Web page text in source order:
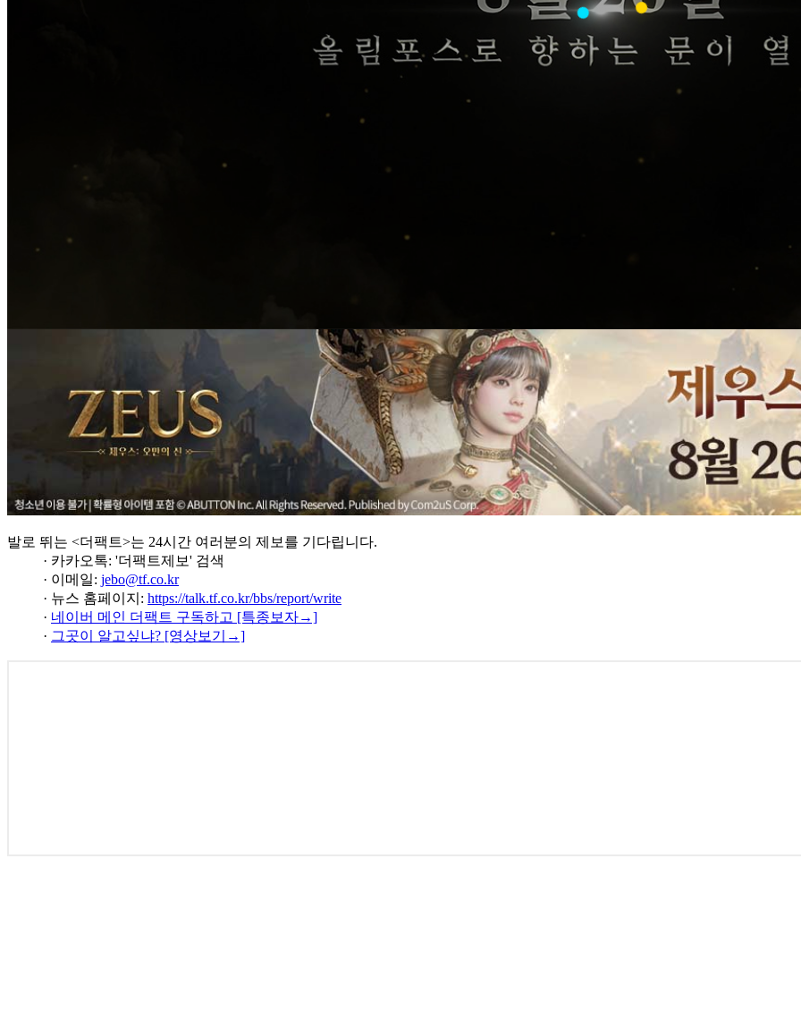
발로 뛰는 <더팩트>는 24시간 여러분의 제보를 기다립니다.
· 카카오톡: '더팩트제보' 검색
· 이메일: jebo@tf.co.kr
· 뉴스 홈페이지: https://talk.tf.co.kr/bbs/report/write
· 네이버 메인 더팩트 구독하고 [특종보자→]
· 그곳이 알고싶냐? [영상보기→]